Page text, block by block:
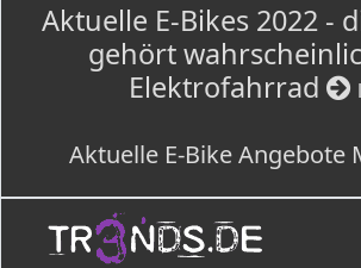
Aktuelle E-Bikes 2022 -
gehört
Elektrofahrrad
Aktuelle E-Bike Angebote